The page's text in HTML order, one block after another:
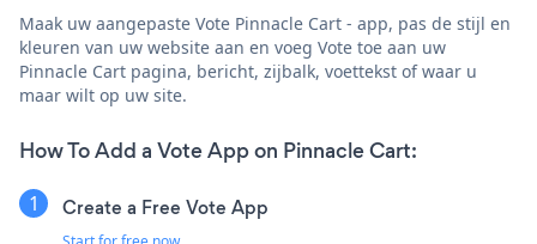
Maak uw aangepaste Vote Pinnacle Cart - app, pas de stijl en
kleuren van uw website aan en voeg Vote toe aan uw
Pinnacle Cart pagina, bericht, zijbalk, voettekst of waar u
maar wilt op uw site.
How To Add a Vote App on Pinnacle Cart:
Create a Free Vote App